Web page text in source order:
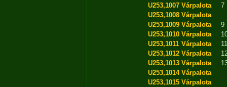
U253,1007 Várpalota
7
U253,1008 Várpalota
U253,1009 Várpalota
9
U253,1010 Várpalota
U253,1011 Várpalota
11
U253,1012 Várpalota
U253,1013 Várpalota
U253,1014 Várpalota
U253,1015 Várpalota